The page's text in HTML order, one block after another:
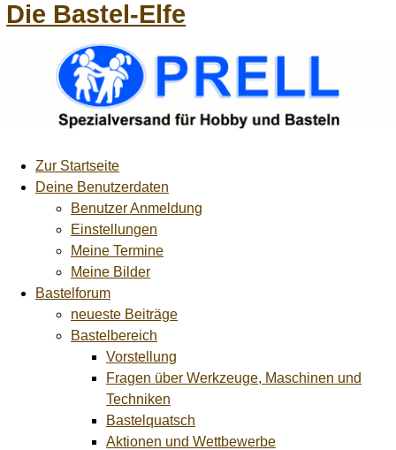
Die Bastel-Elfe
Zur Startseite
Deine Benutzerdaten
Benutzer Anmeldung
Einstellungen
Meine Termine
Meine Bilder
Bastelforum
neueste Beiträge
Bastelbereich
Vorstellung
Fragen über Werkzeuge, Maschinen und
Techniken
Bastelquatsch
Aktionen und Wettbewerbe